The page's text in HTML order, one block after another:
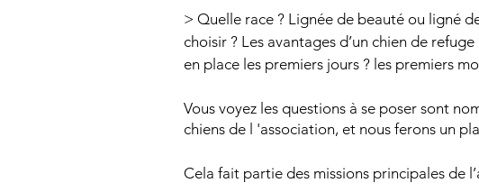
> Quelle race ? Lignée de beauté ou ligné
choisir ? Les avantages d’un chien de
en place les premiers jours ? les premiers
Vous voyez les questions à se poser sont
chiens de l 'association, et nous ferons un
Cela fait partie des missions principales de